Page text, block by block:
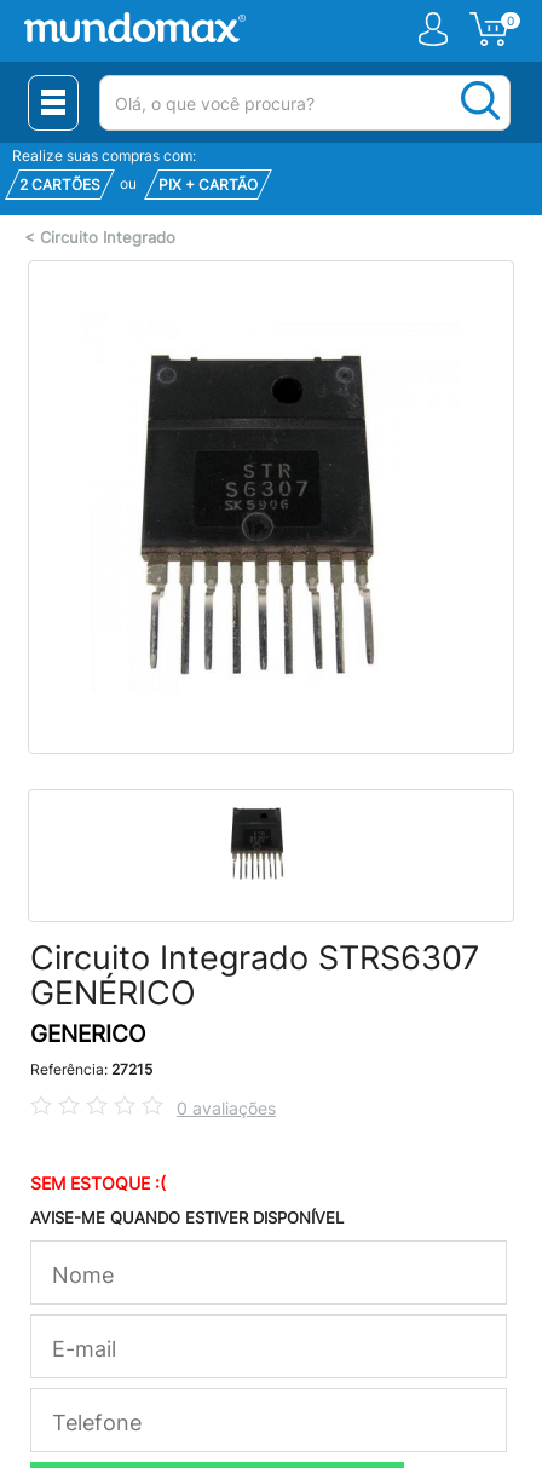
0
(pesquisar)
Realize suas compras com:
2 CARTÕES
ou PIX + CARTÃO
< Circuito Integrado
Circuito Integrado STRS6307
GENÉRICO
GENERICO
Referência: 27215
0 avaliações
SEM ESTOQUE :(
AVISE-ME QUANDO ESTIVER DISPONÍVEL